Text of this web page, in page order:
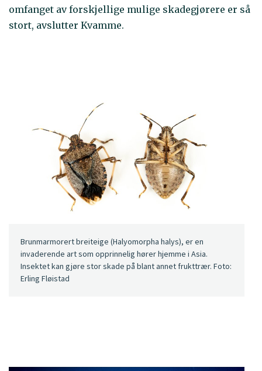
omfanget av forskjellige mulige skadegjørere er så
stort, avslutter Kvamme.
Brunmarmorert breiteige (Halyomorpha halys), er en
invaderende art som opprinnelig hører hjemme i Asia.
Insektet kan gjøre stor skade på blant annet frukttrær. Foto:
Erling Fløistad